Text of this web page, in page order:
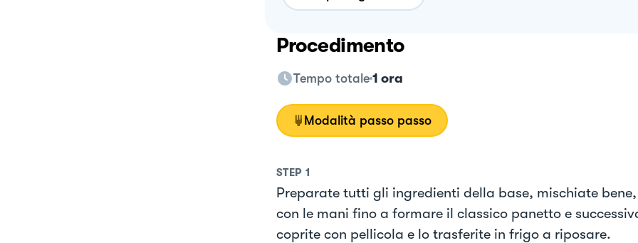
Procedimento
Tempo totale 1 ora
Modalità passo passo
STEP 1
Preparate tutti gli ingredienti della base, mischiate
con le mani fino a formare il classico panetto e
coprite con pellicola e lo trasferite in frigo a riposare.